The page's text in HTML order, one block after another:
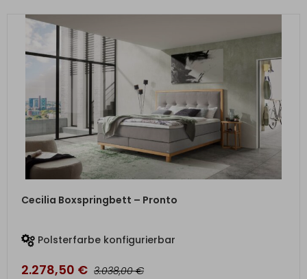
Cecilia Boxspringbett – Pronto
Polsterfarbe konfigurierbar
2.278,50 € 3.038,00€